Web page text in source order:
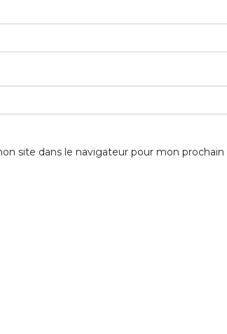
site dans le navigateur pour mon